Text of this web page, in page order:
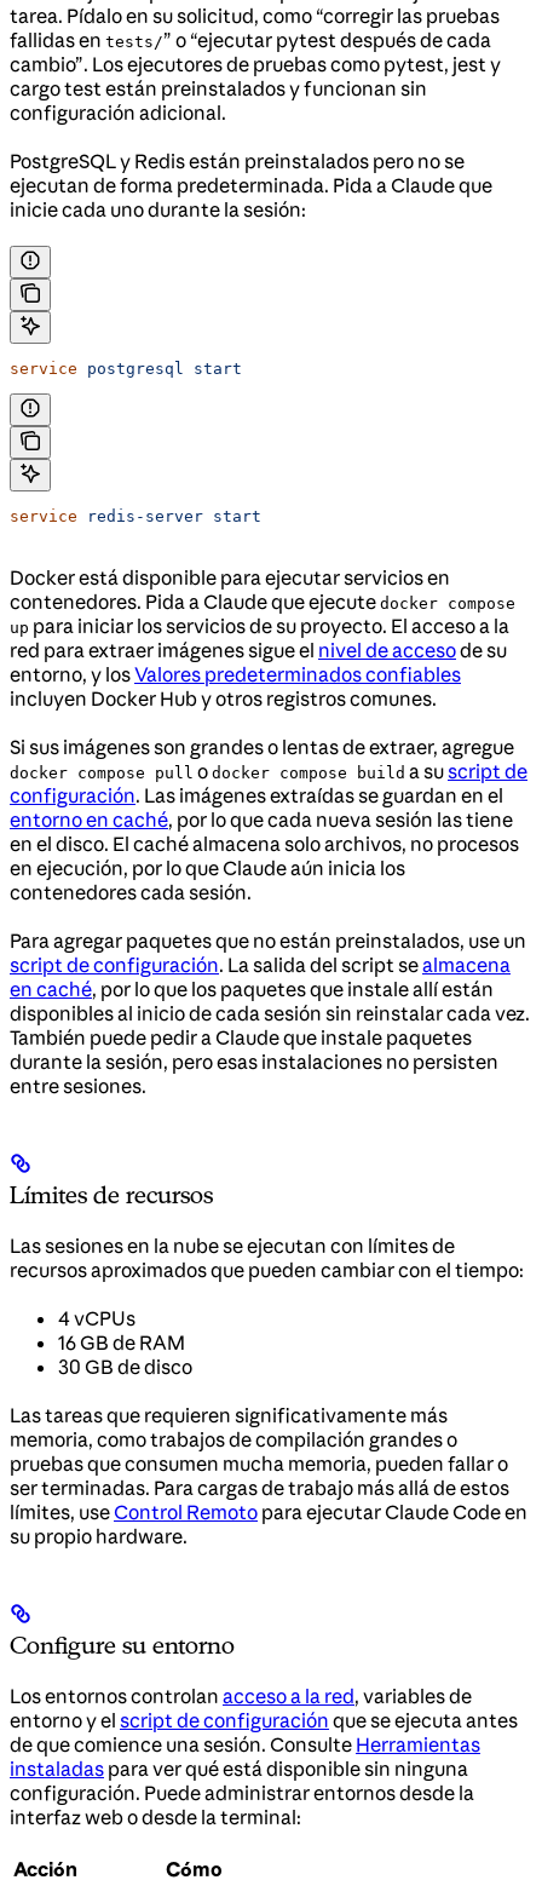
tarea. Pídalo en su solicitud, como “corregir las pruebas
fallidas en tests/” o “ejecutar pytest después de cada
cambio”. Los ejecutores de pruebas como pytest, jest y
cargo test están preinstalados y funcionan sin
configuración adicional.
PostgreSQL y Redis están preinstalados pero no se
ejecutan de forma predeterminada. Pida a Claude que
inicie cada uno durante la sesión:
service postgresql start
service redis-server start
Docker está disponible para ejecutar servicios en
contenedores. Pida a Claude que ejecute docker compose
up para iniciar los servicios de su proyecto. El acceso a la
red para extraer imágenes sigue el nivel de accesode su
entorno, y losValores predeterminados confiables
incluyen Docker Hub y otros registros comunes.
Si sus imágenes son grandes o lentas de extraer, agregue
docker compose pull o docker compose build a suscript de
configuración. Las imágenes extraídas se guardan en el
entorno en caché, por lo que cada nueva sesión las tiene
en el disco. El caché almacena solo archivos, no procesos
en ejecución, por lo que Claude aún inicia los
contenedores cada sesión.
Para agregar paquetes que no están preinstalados, use un
script de configuración. La salida del script sealmacena
en caché, por lo que los paquetes que instale allí están
disponibles al inicio de cada sesión sin reinstalar cada vez.
También puede pedir a Claude que instale paquetes
durante la sesión, pero esas instalaciones no persisten
entre sesiones.
Límites de recursos
Las sesiones en la nube se ejecutan con límites de
recursos aproximados que pueden cambiar con el tiempo:
4 vCPUs
16 GB de RAM
30 GB de disco
Las tareas que requieren significativamente más
memoria, como trabajos de compilación grandes o
pruebas que consumen mucha memoria, pueden fallar o
ser terminadas. Para cargas de trabajo más allá de estos
límites, useControl Remoto para ejecutar Claude Code en
su propio hardware.
Configure su entorno
Los entornos controlan acceso a la red, variables de
entorno y el script de configuración que se ejecuta antes
de que comience una sesión. Consulte Herramientas
instaladas para ver qué está disponible sin ninguna
configuración. Puede administrar entornos desde la
interfaz web o desde la terminal:
Acción Cómo